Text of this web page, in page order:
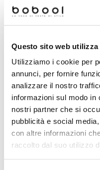
Questo sito web utilizza
Utilizziamo i cookie per
annunci, per fornire
analizzare il nostro
informazioni sul modo
nostri partner che si
pubblicità e social
con altre informazioni
raccolto dal suo utilizzo
marmo, in gres porcellanato
Dark 7,3x60 cm -
Ceramica Sant'Agostino
Richiedi preventivo
-79%